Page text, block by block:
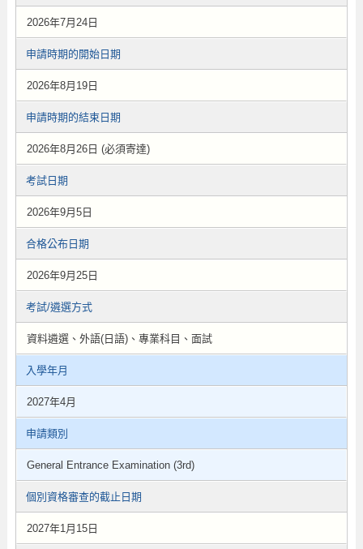
2026年7月24日
申請時期的開始日期
2026年8月19日
申請時期的結束日期
2026年8月26日 (必須寄達)
考試日期
2026年9月5日
合格公布日期
2026年9月25日
考試/遴選方式
資料遴選、外語(日語)、專業科目、面試
入學年月
2027年4月
申請類別
General Entrance Examination (3rd)
個別資格審查的截止日期
2027年1月15日